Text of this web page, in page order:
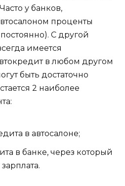
у банков,
проценты
С другой
имеется
в любом другом
быть достаточно
2 наиболее
в автосалоне;
в банке, через который